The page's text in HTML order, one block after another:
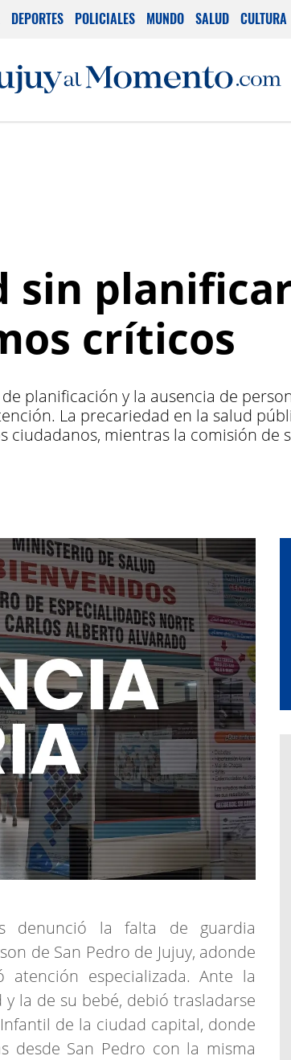
DEPORTES POLICIALES MUNDO SALUD CULTURA
sin
críticos
planificación y la ausencia de
La precariedad en la salud
ciudadanos, mientras la comisión de
denunció la falta de guardia
de San Pedro de Jujuy, adonde
especializada. Ante la
la de su bebé, debió trasladarse
de la ciudad capital, donde
desde San Pedro con la misma